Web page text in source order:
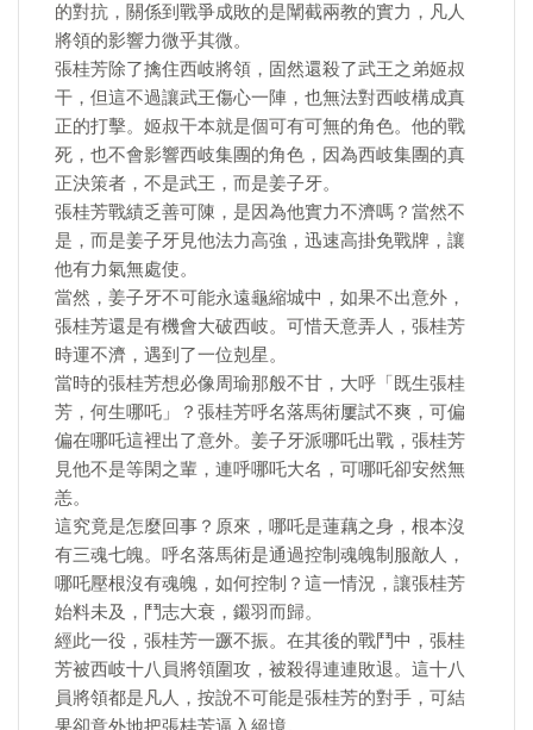
的對抗，關係到戰爭成敗的是闡截兩教的實力，凡人
將領的影響力微乎其微。
張桂芳除了擒住西岐將領，固然還殺了武王之弟姬叔
干，但這不過讓武王傷心一陣，也無法對西岐構成真
正的打擊。姬叔干本就是個可有可無的角色。他的戰
死，也不會影響西岐集團的角色，因為西岐集團的真
正決策者，不是武王，而是姜子牙。
張桂芳戰績乏善可陳，是因為他實力不濟嗎？當然不
是，而是姜子牙見他法力高強，迅速高掛免戰牌，讓
他有力氣無處使。
當然，姜子牙不可能永遠龜縮城中，如果不出意外，
張桂芳還是有機會大破西岐。可惜天意弄人，張桂芳
時運不濟，遇到了一位剋星。
當時的張桂芳想必像周瑜那般不甘，大呼「既生張桂
芳，何生哪吒」？張桂芳呼名落馬術屢試不爽，可偏
偏在哪吒這裡出了意外。姜子牙派哪吒出戰，張桂芳
見他不是等閑之輩，連呼哪吒大名，可哪吒卻安然無
恙。
這究竟是怎麼回事？原來，哪吒是蓮藕之身，根本沒
有三魂七魄。呼名落馬術是通過控制魂魄制服敵人，
哪吒壓根沒有魂魄，如何控制？這一情況，讓張桂芳
始料未及，鬥志大衰，鎩羽而歸。
經此一役，張桂芳一蹶不振。在其後的戰鬥中，張桂
芳被西岐十八員將領圍攻，被殺得連連敗退。這十八
員將領都是凡人，按說不可能是張桂芳的對手，可結